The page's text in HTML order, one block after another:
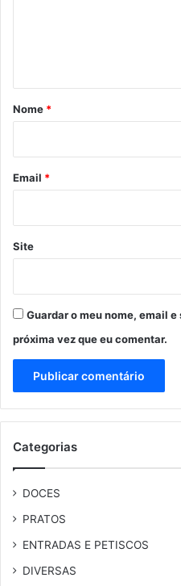
r
*
Nome *
Email *
Site
Guardar o meu nome, email
próxima vez que eu comentar.
Categorias
DOCES
PRATOS
ENTRADAS E PETISCOS
DIVERSAS